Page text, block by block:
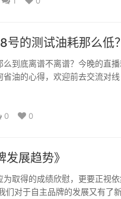
的测试油耗那么低
到底离谱不离谱？今晚的直
油的心得，欢迎前去交流对线
0 0
展趋势》
取得的成绩欣慰，更要正视
对于自主品牌的发展又有了